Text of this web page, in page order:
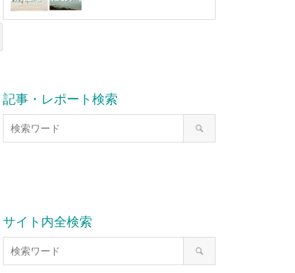
記事・レポート検索
サイト内全検索